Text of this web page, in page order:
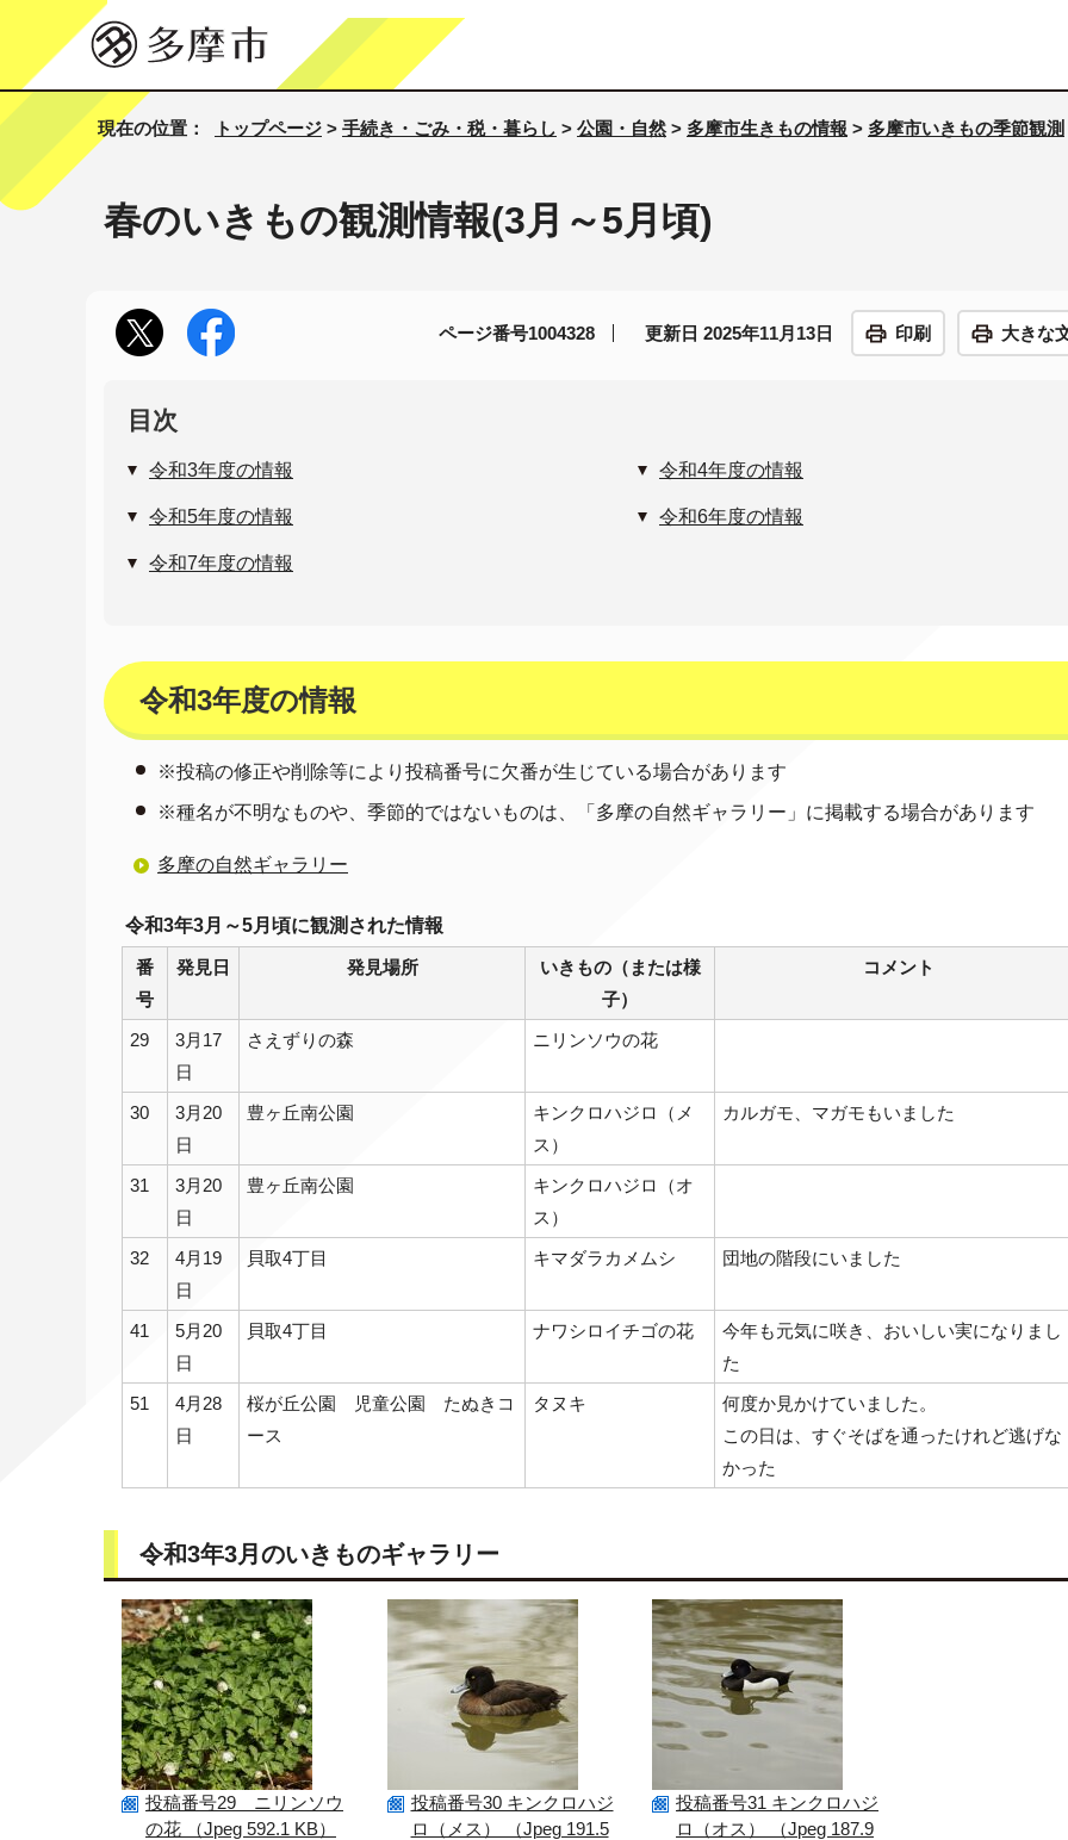
現在の位置： トップページ > 手続き・ごみ・税・暮らし > 公園・自然> 多摩市生きもの情報 > 多摩市いきもの季節観測
春のいきもの観測情報(3月～5月頃)
ページ番号1004328 更新日 2025年11月13日 印刷 大きな
目次
令和3年度の情報 令和4年度の情報
令和5年度の情報 令和6年度の情報
令和7年度の情報
令和3年度の情報
※投稿の修正や削除等により投稿番号に欠番が生じている場合があります
※種名が不明なものや、季節的ではないものは、「多摩の自然ギャラリー」に掲載する場合があります
多摩の自然ギャラリー
令和3年3月～5月頃に観測された情報
番
号
発見日 発見場所
いきもの（または様
子）
コメント
29
3月17
日
さえずりの森 ニリンソウの花
30
3月20
日
豊ヶ丘南公園
キンクロハジロ（メ
ス）
カルガモ、マガモもいました
31
3月20
日
豊ヶ丘南公園
キンクロハジロ（オ
ス）
32
4月19
日
貝取4丁目 キマダラカメムシ 団地の階段にいました
41
5月20
日
貝取4丁目 ナワシロイチゴの花
今年も元気に咲き、おいしい実になりまし
た
51
4月28
日
桜が丘公園 児童公園 たぬきコ
ース
タヌキ
何度か見かけていました。
この日は、すぐそばを通ったけれど逃げな
かった
令和3年3月のいきものギャラリー
投稿番号29 ニリンソウ
の花 （Jpeg 592.1 KB）
投稿番号30 キンクロハジ
ロ（メス） （Jpeg 191.5
投稿番号31 キンクロハジ
ロ（オス） （Jpeg 187.9